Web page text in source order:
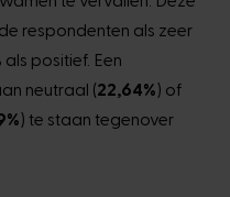
respondenten als zeer
als positief. Een
neutraal (22,64%) of
) te staan tegenover